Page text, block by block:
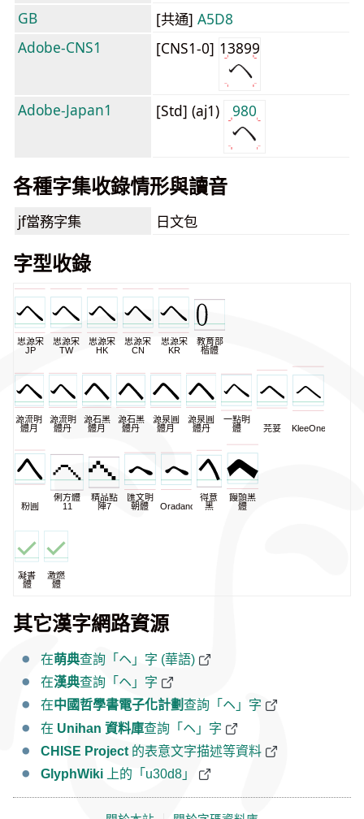
GB
[共通] A5D8
Adobe-CNS1
[CNS1-0] 13899
Adobe-Japan1 [Std] (aj1) 980
各種字集收錄情形與讀音
jf當務字集 日文包
字型收錄
思源宋
JP
思源宋
TW
思源宋
HK
思源宋
CN
思源宋
KR
教育部
楷體
源流明
體月
源流明
體丹
源石黑
體月
源石黑
體丹
源泉圓
體月
源泉圓
體丹
一點明
體
芫荽 KleeOne
粉圓
俐方體
11
精品點
陣7
匯文明
朝體
Oradano
得意
黑
饅頭黑
體
凝書
體
激燃
體
其它漢字網路資源
在萌典查詢「ヘ」字 (華語)
在漢典查詢「ヘ」字
在中國哲學書電子化計劃查詢「ヘ」字
在 Unihan 資料庫查詢「ヘ」字
CHISE Project 的表意文字描述等資料
GlyphWiki 上的「u30d8」